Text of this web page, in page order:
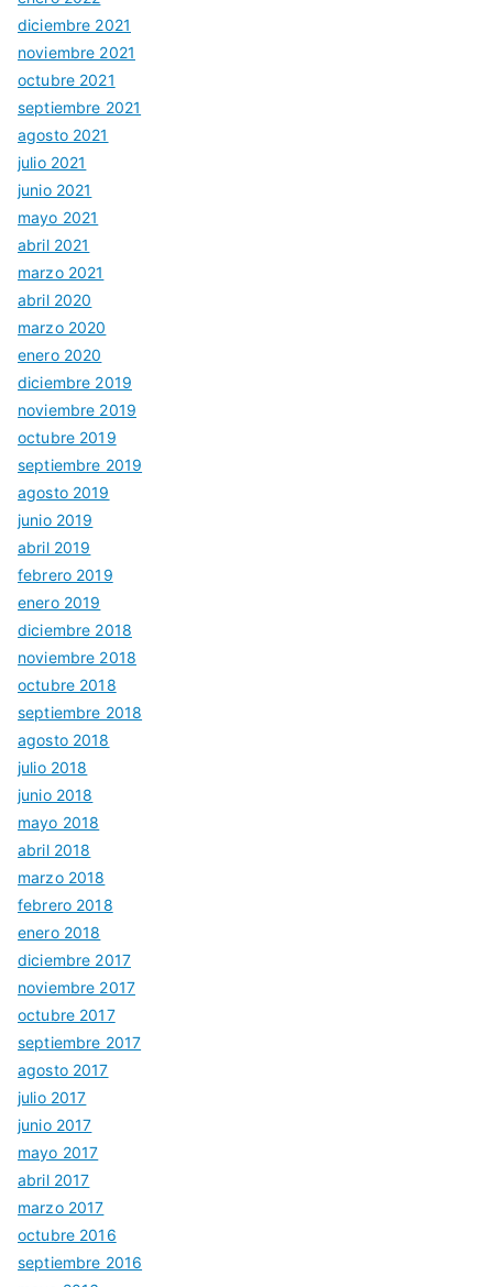
diciembre 2021
noviembre 2021
octubre 2021
septiembre 2021
agosto 2021
julio 2021
junio 2021
mayo 2021
abril 2021
marzo 2021
abril 2020
marzo 2020
enero 2020
diciembre 2019
noviembre 2019
octubre 2019
septiembre 2019
agosto 2019
junio 2019
abril 2019
febrero 2019
enero 2019
diciembre 2018
noviembre 2018
octubre 2018
septiembre 2018
agosto 2018
julio 2018
junio 2018
mayo 2018
abril 2018
marzo 2018
febrero 2018
enero 2018
diciembre 2017
noviembre 2017
octubre 2017
septiembre 2017
agosto 2017
julio 2017
junio 2017
mayo 2017
abril 2017
marzo 2017
octubre 2016
septiembre 2016